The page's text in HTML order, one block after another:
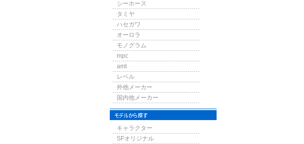
シーホース
タミヤ
ハセガワ
オーロラ
モノグラム
mpc
amt
レベル
外他メーカー
国内他メーカー
キャラクター
SFオリジナル